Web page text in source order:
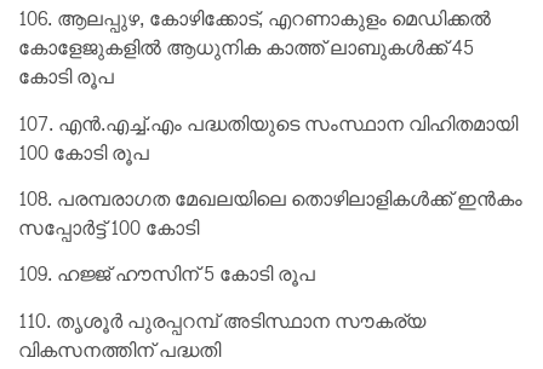
106. ആലപ്പുഴ, കോഴിക്കോട്, എറണാകുളം മെഡിക്കൽ
കോളേജുകളിൽ ആധുനിക കാത്ത് ലാബുകൾക്ക് 45
കോടി രൂപ
107. എൻ.എച്ച്.എം പദ്ധതിയുടെ സംസ്ഥാന വിഹിതമായി
100 കോടി രൂപ
108. പരമ്പരാഗത മേഖലയിലെ തൊഴിലാളികൾക്ക് ഇൻകം
സപ്പോർട്ട് 100 കോടി
109. ഹജ്ജ് ഹൗസിന് 5 കോടി രൂപ
110. തൃശൂർ പുരപ്പറമ്പ് അടിസ്ഥാന സൗകര്യ
വികസനത്തിന് പദ്ധതി